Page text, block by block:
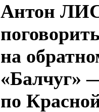
Антон
на
«Балчуг»
по